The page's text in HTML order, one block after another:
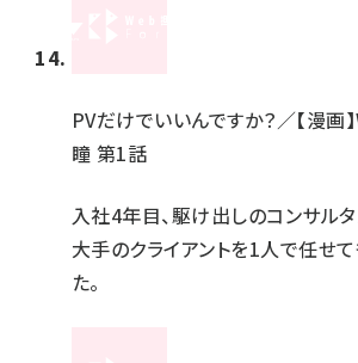
PVだけでいいんですか？／【漫画
瞳 第1話
入社4年目、駆け出しのコンサル
大手のクライアントを1人で任せ
た。